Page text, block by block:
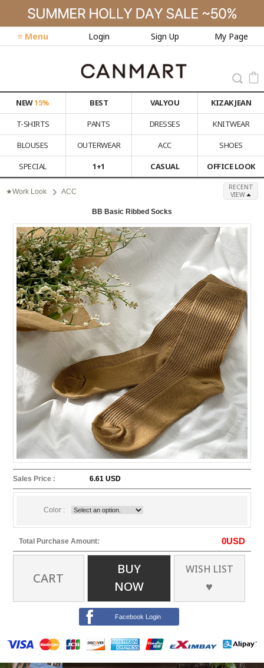
≡ Menu Login Sign Up My Page
NEW15% BEST VALYOU
KIZAK JEAN
T-SHIRTS
PANTS DRESSES
KNITWEAR
BLOUSES
OUTERWEAR ACC
SHOES
SPECIAL
1+1 CASUAL OFFICE LOOK
★Work Look ACC
RECENT
VIEW
BB Basic Ribbed Socks
Sales Price : 6.61 USD
Color :
Total Purchase Amount: 0USD
CART
BUY
NOW
WISH LIST
♥
Facebook Login